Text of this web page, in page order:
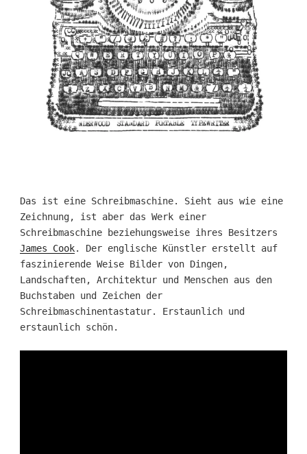
Das ist eine Schreibmaschine. Sieht aus wie eine
Zeichnung, ist aber das Werk einer
Schreibmaschine beziehungsweise ihres Besitzers
James Cook. Der englische Künstler erstellt auf
faszinierende Weise Bilder von Dingen,
Landschaften, Architektur und Menschen aus den
Buchstaben und Zeichen der
Schreibmaschinentastatur. Erstaunlich und
erstaunlich schön.